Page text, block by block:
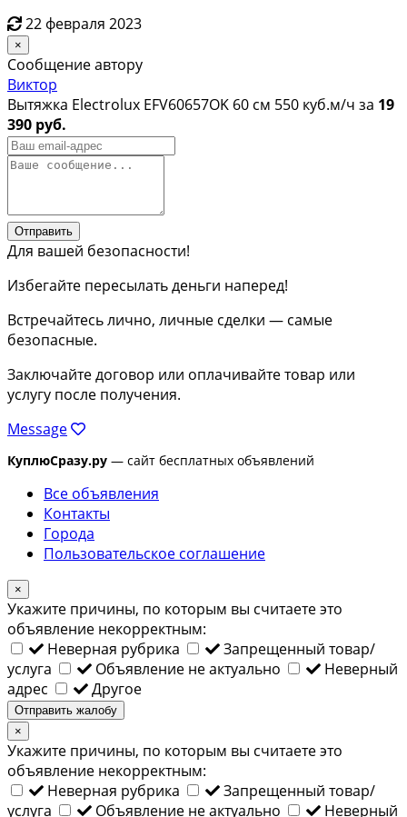
22 февраля 2023
×
Сообщение автору
Виктор
Вытяжка Electrolux EFV60657OK 60 см 550 куб.м/ч за 19
390 руб.
Отправить
Для вашей безопасности!
Избегайте пересылать деньги наперед!
Встречайтесь лично, личные сделки — самые
безопасные.
Заключайте договор или оплачивайте товар или
услугу после получения.
Message
КуплюСразу.ру — сайт бесплатных объявлений
Все объявления
Контакты
Города
Пользовательское соглашение
×
Укажите причины, по которым вы считаете это
объявление некорректным:
Неверная рубрика
Запрещенный товар/
услуга
Объявление не актуально
Неверный
адрес
Другое
Отправить жалобу
×
Укажите причины, по которым вы считаете это
объявление некорректным:
Неверная рубрика
Запрещенный товар/
услуга
Объявление не актуально Неверный